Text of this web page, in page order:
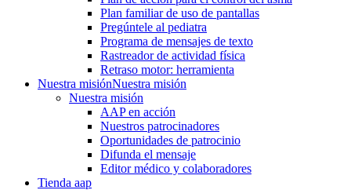
Plan familiar de uso de pantallas
Pregúntele al pediatra
Programa de mensajes de texto
Rastre​​ador de activida​d física
Retraso motor: herramienta
Nuestra misiónNuestra misión
Nuestra misión
AAP en acción
Nuestros patrocinadores
Oportunidades de patrocinio
Difunda el mensaje
Editor médico y colaboradores
Tienda aap